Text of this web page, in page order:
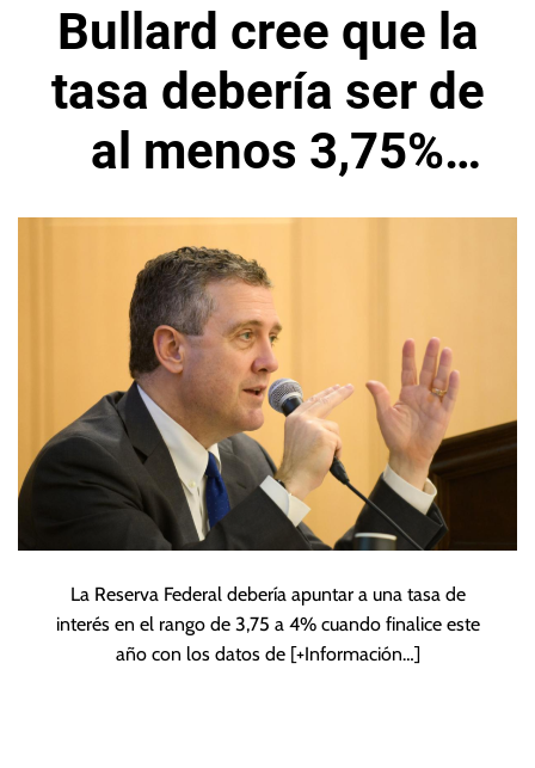
Bullard cree que la
tasa debería ser de
al menos 3,75%
para fines de 2022
La Reserva Federal debería apuntar a una tasa de
interés en el rango de 3,75 a 4% cuando finalice este
año con los datos de [+Información…]